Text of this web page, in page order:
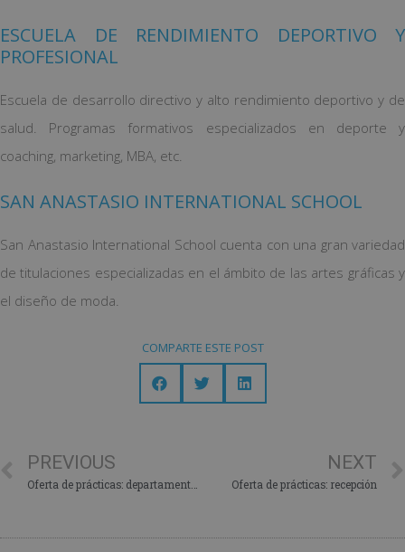
ESCUELA DE RENDIMIENTO DEPORTIVO Y
PROFESIONAL
Escuela de desarrollo directivo y alto rendimiento deportivo y de
salud. Programas formativos especializados en deporte y
coaching, marketing, MBA, etc.
SAN ANASTASIO INTERNATIONAL SCHOOL
San Anastasio International School cuenta con una gran variedad
de titulaciones especializadas en el ámbito de las artes gráficas y
el diseño de moda.
COMPARTE ESTE POST
PREVIOUS
Oferta de prácticas: departamento de marketing
NEXT
Oferta de prácticas: recepción